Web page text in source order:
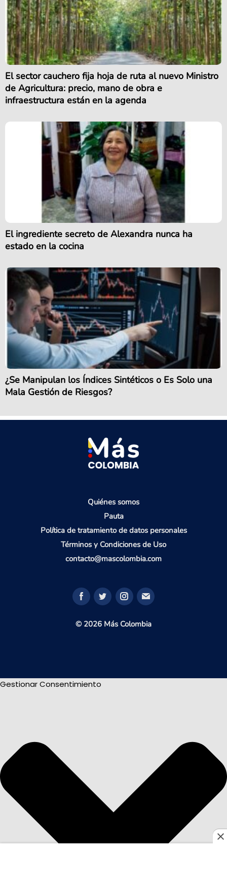
El sector cauchero fija hoja de ruta al nuevo Ministro
de Agricultura: precio, mano de obra e
infraestructura están en la agenda
El ingrediente secreto de Alexandra nunca ha
estado en la cocina
¿Se Manipulan los Índices Sintéticos o Es Solo una
Mala Gestión de Riesgos?
Quiénes somos
Pauta
Política de tratamiento de datos personales
Términos y Condiciones de Uso
contacto@mascolombia.com
© 2026 Más Colombia
Gestionar Consentimiento